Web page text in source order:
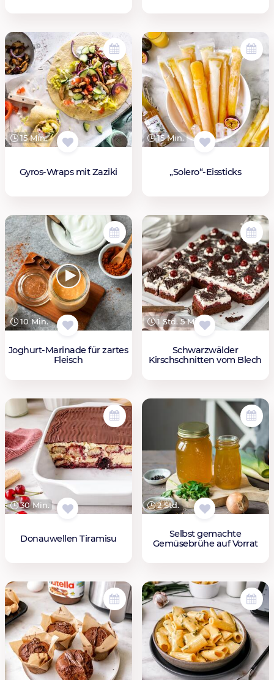
15 Min.
Gyros-Wraps mit Zaziki
15 Min.
„Solero“-Eissticks
10 Min.
Joghurt-Marinade für zartes
Fleisch
1 Std. 5 Min.
Schwarzwälder
Kirschschnitten vom Blech
30 Min.
Donauwellen Tiramisu
2 Std.
Selbst gemachte
Gemüsebrühe auf Vorrat